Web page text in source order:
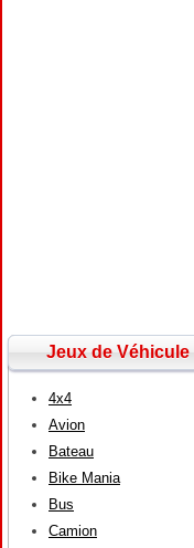
Jeux de Véhicule
4x4
Avion
Bateau
Bike Mania
Bus
Camion